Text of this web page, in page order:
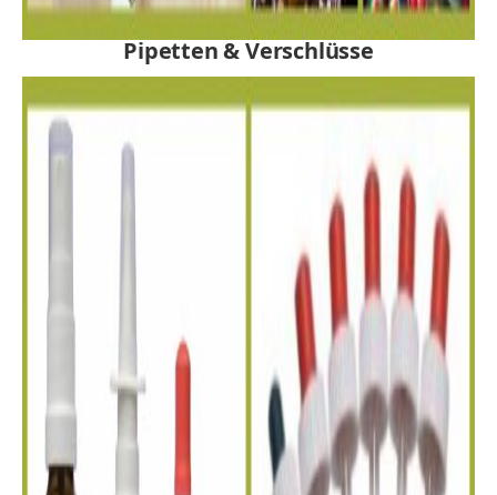
Pipetten & Verschlüsse